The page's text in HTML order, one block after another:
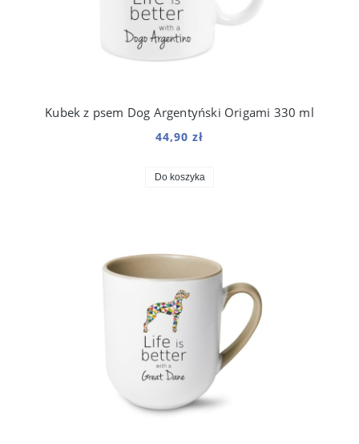
Kubek z psem Dog Argentyński Origami 330 ml
44,90 zł
Do koszyka